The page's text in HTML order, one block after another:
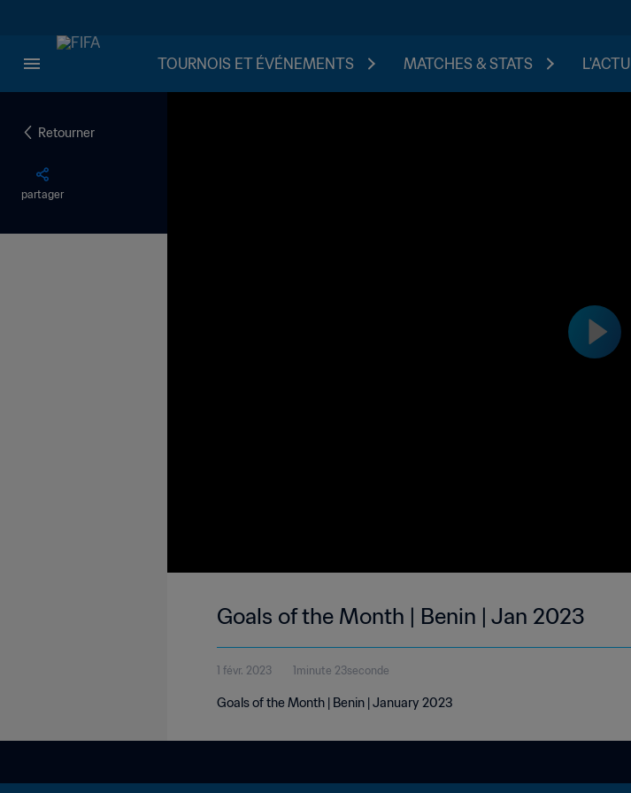
TOURNOIS ET ÉVÉNEMENTS MATCHES & STATS L'ACTU
Retourner
partager
Goals of the Month | Benin | Jan 2023
1 févr. 2023 1minute 23seconde
Goals of the Month | Benin | January 2023